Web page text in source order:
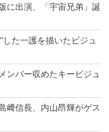
に出演、「宇宙兄弟」誕
した一護を描いたビジュ
ンバー収めたキービジュ
﨑信長、内山昂輝がゲス